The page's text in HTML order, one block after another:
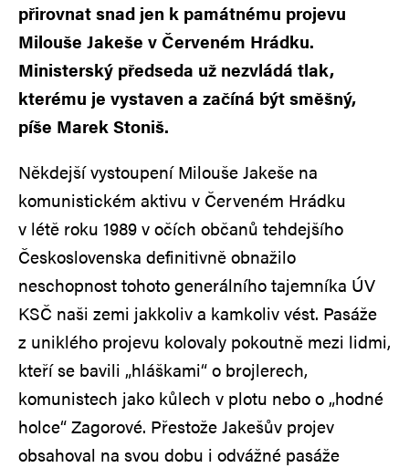
přirovnat snad jen k památnému projevu
Milouše Jakeše v Červeném Hrádku.
Ministerský předseda už nezvládá tlak,
kterému je vystaven a začíná být směšný,
píše Marek Stoniš.
Někdejší vystoupení Milouše Jakeše na
komunistickém aktivu v Červeném Hrádku
v létě roku 1989 v očích občanů tehdejšího
Československa definitivně obnažilo
neschopnost tohoto generálního tajemníka ÚV
KSČ naši zemi jakkoliv a kamkoliv vést. Pasáže
z uniklého projevu kolovaly pokoutně mezi lidmi,
kteří se bavili „hláškami“ o brojlerech,
komunistech jako kůlech v plotu nebo o „hodné
holce“ Zagorové. Přestože Jakešův projev
obsahoval na svou dobu i odvážné pasáže